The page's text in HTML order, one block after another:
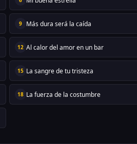
9 Más dura será la caída
12 Al calor del amor en un bar
15 La sangre de tu tristeza
18 La fuerza de la costumbre